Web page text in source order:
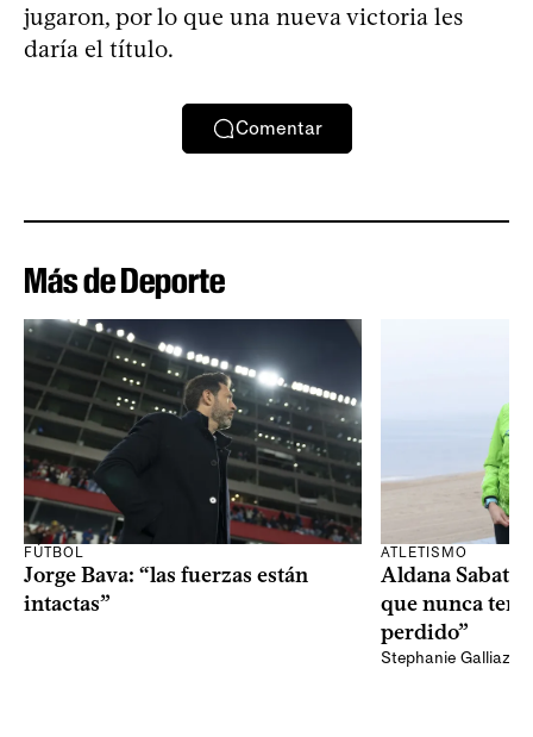
jugaron, por lo que una nueva victoria les
daría el título.
Comentar
Más de Deporte
FÚTBOL
Jorge Bava: “las fuerzas están
intactas”
ATLETISMO
Aldana
que nunca
perdido”
Stephanie Galliazzi